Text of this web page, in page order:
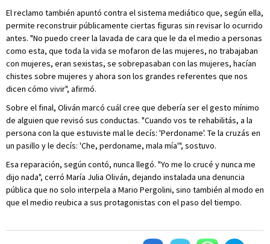
El reclamo también apuntó contra el sistema mediático que, según ella,
permite reconstruir públicamente ciertas figuras sin revisar lo ocurrido
antes. "No puedo creer la lavada de cara que le da el medio a personas
como esta, que toda la vida se mofaron de las mujeres, no trabajaban
con mujeres, eran sexistas, se sobrepasaban con las mujeres, hacían
chistes sobre mujeres y ahora son los grandes referentes que nos
dicen cómo vivir", afirmó.
Sobre el final, Oliván marcó cuál cree que debería ser el gesto mínimo
de alguien que revisó sus conductas. "Cuando vos te rehabilitás, a la
persona con la que estuviste mal le decís: 'Perdoname'. Te la cruzás en
un pasillo y le decís: 'Che, perdoname, mala mía'", sostuvo.
Esa reparación, según contó, nunca llegó. "Yo me lo crucé y nunca me
dijo nada", cerró María Julia Oliván, dejando instalada una denuncia
pública que no solo interpela a Mario Pergolini, sino también al modo en
que el medio reubica a sus protagonistas con el paso del tiempo.